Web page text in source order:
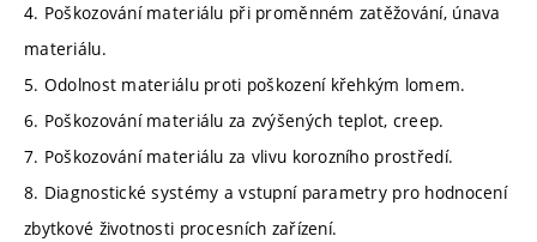
4. Poškozování materiálu při proměnném zatěžování, únava
materiálu.
5. Odolnost materiálu proti poškození křehkým lomem.
6. Poškozování materiálu za zvýšených teplot, creep.
7. Poškozování materiálu za vlivu korozního prostředí.
8. Diagnostické systémy a vstupní parametry pro hodnocení
zbytkové životnosti procesních zařízení.